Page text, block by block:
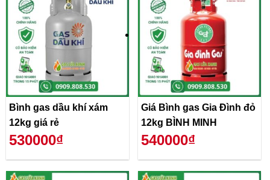
Bình gas dầu khí xám
12kg giá rẻ
530000₫
Giá Bình gas Gia Đình đỏ
12kg BÌNH MINH
540000₫